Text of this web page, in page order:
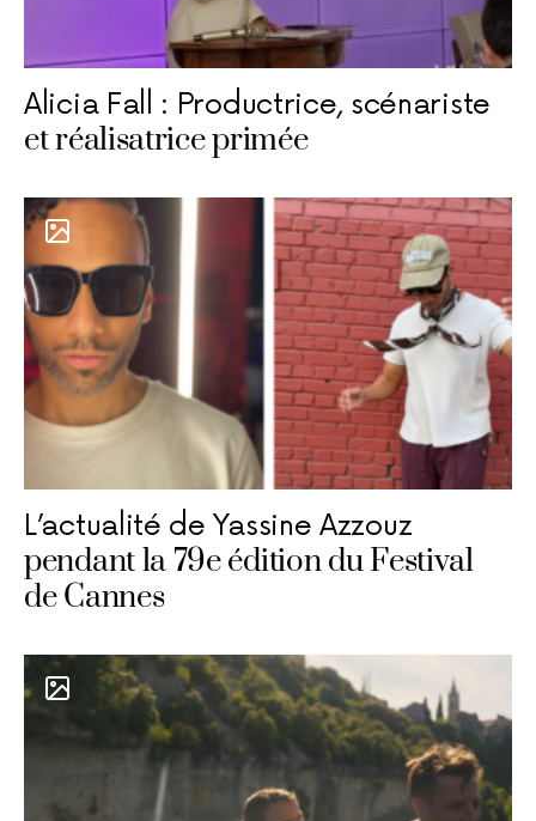
Alicia Fall : Productrice, scénariste
et réalisatrice primée
L’actualité de Yassine Azzouz
pendant la 79e édition du Festival
de Cannes